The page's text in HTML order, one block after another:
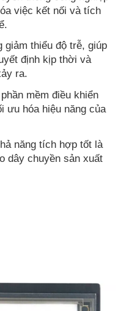
việc kết nối và tích
giảm thiểu độ trễ, giúp
định kịp thời và
ra.
mềm điều khiển
ưu hóa hiệu năng của
năng tích hợp tốt là
dây chuyền sản xuất